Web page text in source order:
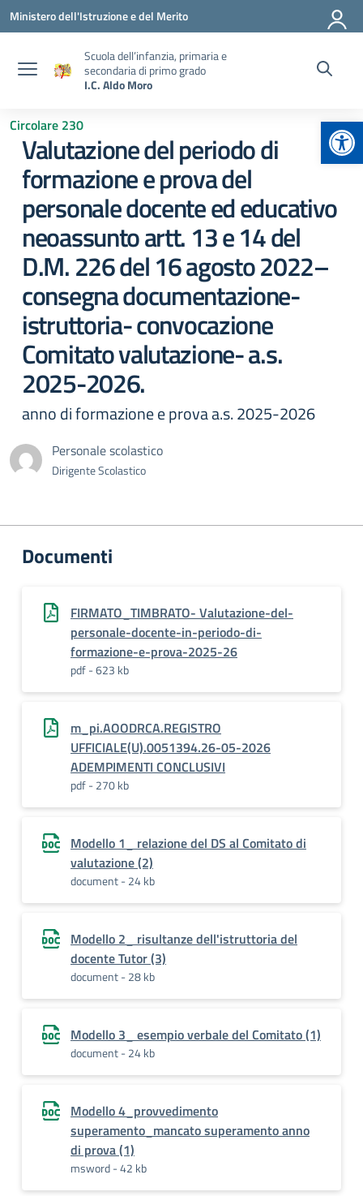
Vai ai contenuti
Vai al menu di navigazione
Vai al footer
Ministero dell'Istruzione e del Merito
Scuola dell’infanzia, primaria e
secondaria di primo grado
I.C. Aldo Moro
Circolare 230
Valutazione del periodo di
formazione e prova del
personale docente ed educativo
neoassunto artt. 13 e 14 del
D.M. 226 del 16 agosto 2022–
consegna documentazione-
istruttoria- convocazione
Comitato valutazione- a.s.
2025-2026.
anno di formazione e prova a.s. 2025-2026
Personale scolastico
Dirigente Scolastico
Documenti
FIRMATO_TIMBRATO- Valutazione-del-
personale-docente-in-periodo-di-
formazione-e-prova-2025-26
pdf - 623 kb
m_pi.AOODRCA.REGISTRO
UFFICIALE(U).0051394.26-05-2026
ADEMPIMENTI CONCLUSIVI
pdf - 270 kb
Modello 1_ relazione del DS al Comitato di
valutazione (2)
document - 24 kb
Modello 2_ risultanze dell'istruttoria del
docente Tutor (3)
document - 28 kb
Modello 3_ esempio verbale del Comitato (1)
document - 24 kb
Modello 4_provvedimento
superamento_mancato superamento anno
di prova (1)
msword - 42 kb